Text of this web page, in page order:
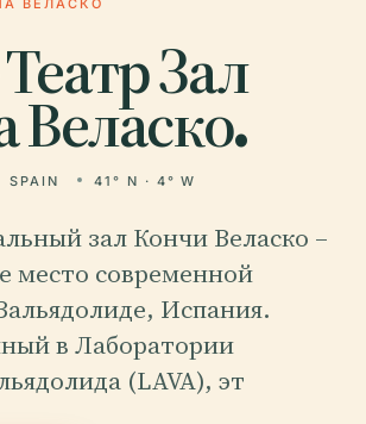
ВЕЛАСКО
Театр Зал
Веласко.
SPAIN 41° N · 4° W
зал Кончи Веласко –
место современной
Испания.
в Лаборатории
(LAVA), эт